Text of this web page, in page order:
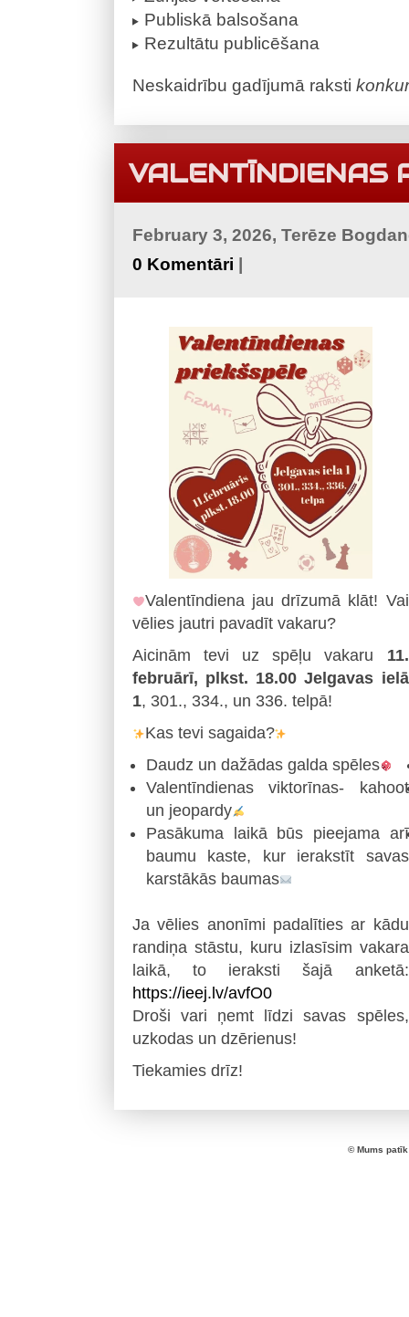
Publiskā balsošana
Rezultātu publicēšana
Neskaidrību gadījumā raksti
VALENTĪNDIENAS
February 3, 2026, Terēze
0 Komentāri |
Valentīndiena jau drīzumā klāt! Vai
vēlies jautri pavadīt vakaru?
Aicinām tevi uz spēļu vakaru 11.
februārī, plkst. 18.00 Jelgavas ielā
1, 301., 334., un 336. telpā!
Kas tevi sagaida?
Daudz un dažādas galda spēles
Valentīndienas viktorīnas- kahoot
un jeopardy
Pasākuma laikā būs pieejama arī
baumu kaste, kur ierakstīt savas
karstākās baumas
Ja vēlies anonīmi padalīties ar kādu
randiņa stāstu, kuru izlasīsim vakara
laikā, to ieraksti šajā anketā:
https://ieej.lv/avfO0
Droši vari ņemt līdzi savas spēles,
uzkodas un dzērienus!
Tiekamies drīz!
© Mums